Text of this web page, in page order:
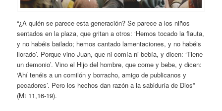
“¿A quién se parece esta generación? Se parece a los niños
sentados en la plaza, que gritan a otros: ‘Hemos tocado la flauta,
y no habéis bailado; hemos cantado lamentaciones, y no habéis
llorado’. Porque vino Juan, que ni comía ni bebía, y dicen: ‘Tiene
un demonio’. Vino el Hijo del hombre, que come y bebe, y dicen:
‘Ahí tenéis a un comilón y borracho, amigo de publicanos y
pecadores’. Pero los hechos dan razón a la sabiduría de Dios”
(Mt 11,16-19).